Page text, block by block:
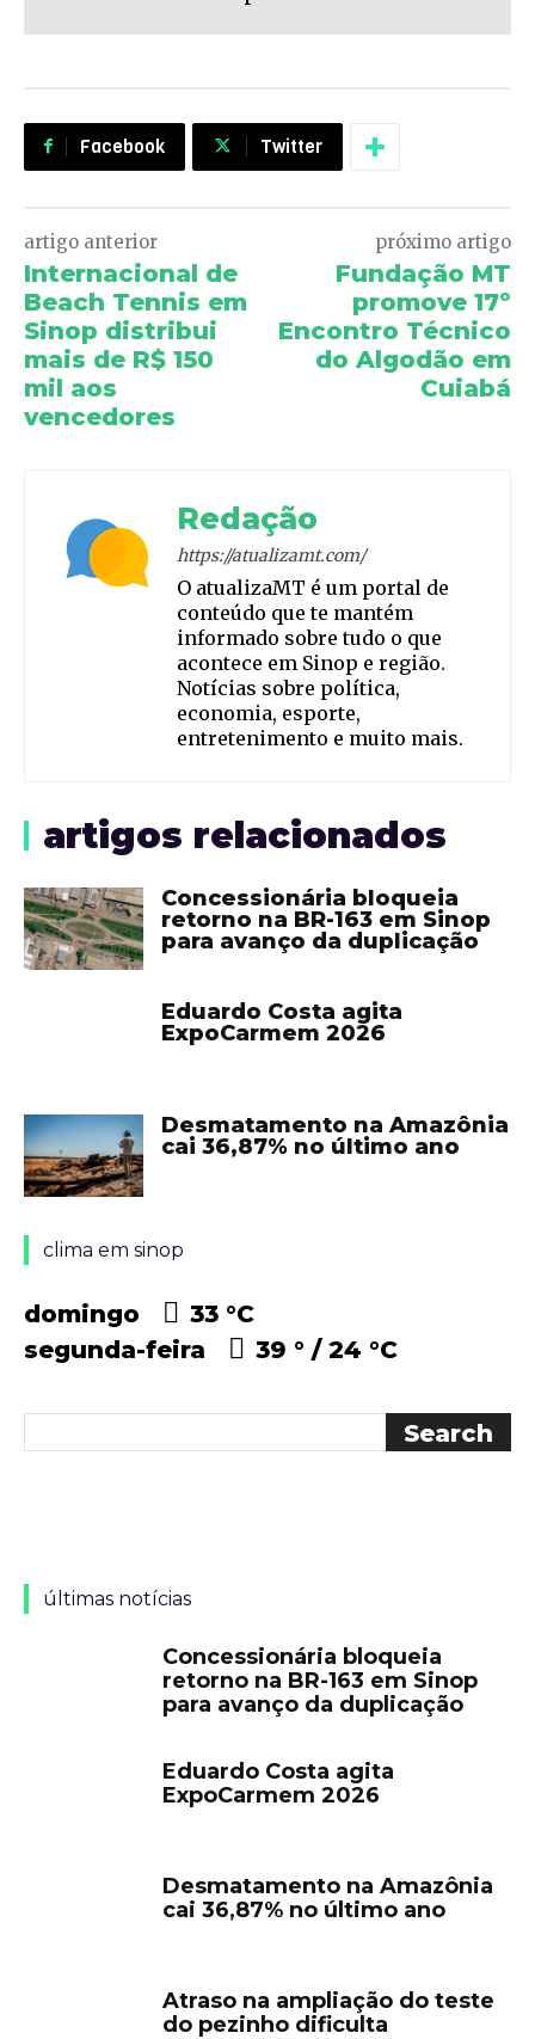
Facebook Twitter
artigo anterior
Internacional de
Beach Tennis em
Sinop distribui
mais de R$ 150
mil aos
vencedores
próximo artigo
Fundação MT
promove 17º
Encontro Técnico
do Algodão em
Cuiabá
Redação
https://atualizamt.com/
O atualizaMT é um portal de
conteúdo que te mantém
informado sobre tudo o que
acontece em Sinop e região.
Notícias sobre política,
economia, esporte,
entretenimento e muito mais.
artigos relacionados
Concessionária bloqueia
retorno na BR-163 em Sinop
para avanço da duplicação
Eduardo Costa agita
ExpoCarmem 2026
Desmatamento na Amazônia
cai 36,87% no último ano
clima em sinop
domingo 33 °C
segunda-feira
39 ° 24 °C
últimas notícias
Concessionária bloqueia
retorno na BR-163 em Sinop
para avanço da duplicação
Eduardo Costa agita
ExpoCarmem 2026
Desmatamento na Amazônia
cai 36,87% no último ano
Atraso na ampliação do teste
do pezinho dificulta